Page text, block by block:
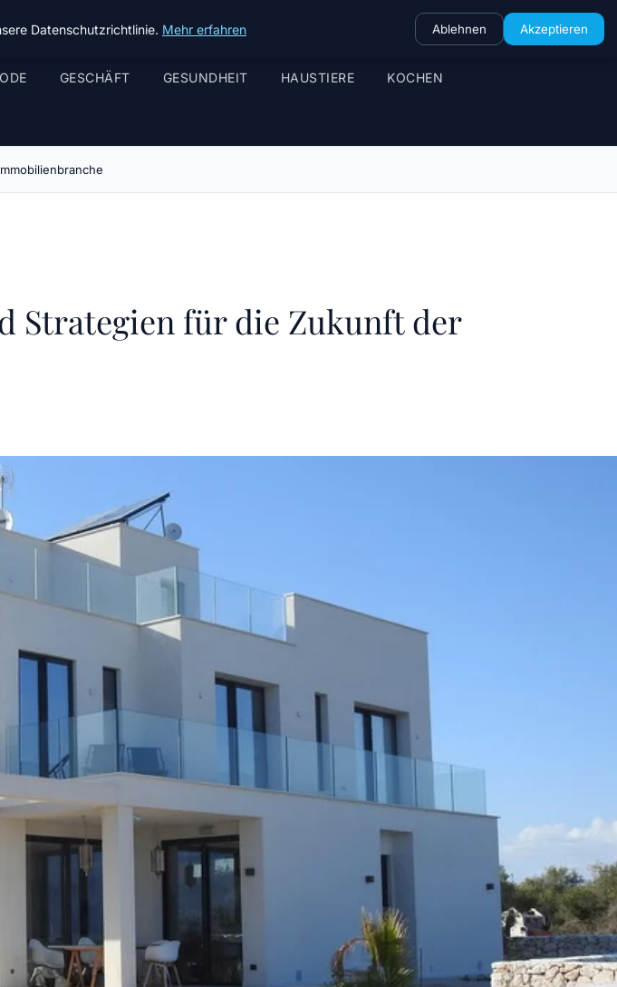
GESCHÄFT GESUNDHEIT HAUSTIERE KOCHEN
Strategien für die Zukunft der
Datenschutzrichtlinie. Mehr erfahren Ablehnen Akzeptieren